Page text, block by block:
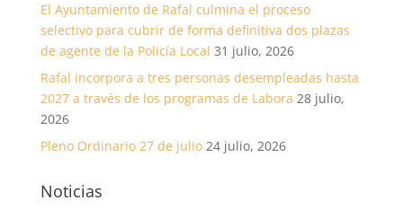
El Ayuntamiento de Rafal culmina el proceso
selectivo para cubrir de forma definitiva dos plazas
de agente de la Policía Local 31 julio, 2026
Rafal incorpora a tres personas desempleadas hasta
2027 a través de los programas de Labora 28 julio,
2026
Pleno Ordinario 27 de julio 24 julio, 2026
Noticias